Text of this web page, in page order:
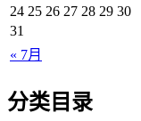
« 7月
24 25 26 27 28 29 30
31
分类目录